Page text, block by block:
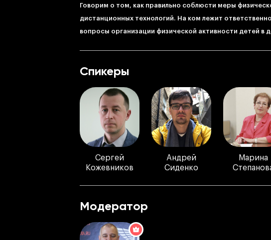
Говорим о том, как правильно соблюсти меры
дистанционных технологий. На ком лежит
вопросы организации физической активности детей в
Спикеры
Сергей
Кожевников
Андрей
Сиденко
Марина
Модератор